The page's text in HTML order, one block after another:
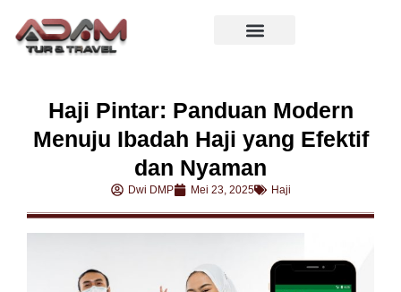
Haji Pintar: Panduan Modern
Menuju Ibadah Haji yang Efektif
dan Nyaman
Dwi DMP Mei 23, 2025 Haji